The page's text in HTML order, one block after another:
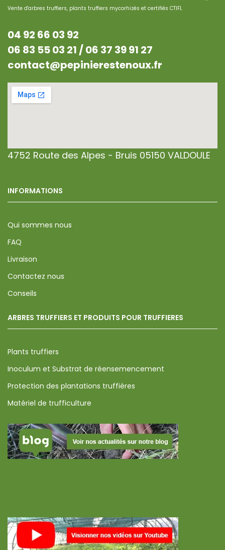
Vente d'arbres truffiers, plants truffiers mycorhizés et certifiés CTIFL
04 92 66 03 92
06 83 55 03 21 /06 37 39 91 27
contact@pepinierestenoux.fr
4752 Route des Alpes - Bruis 05150 VALDOULE
INFORMATIONS
Qui sommes nous
FAQ
Livraison
Contactez nous
Conseils
ARBRES TRUFFIERS ET PRODUITS POUR TRUFFIERES
Plants truffiers
Inoculum et Substrat de réensemencement
Protection des plantations truffières
Matériel de trufficulture